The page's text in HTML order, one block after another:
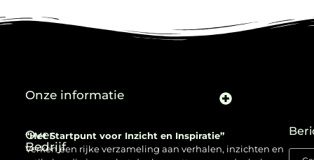
Over
Bedrijf
“Het Startpunt voor Inzicht en Inspiratie”
Verken een rijke verzameling aan verhalen, inzichten en
Onze informatie